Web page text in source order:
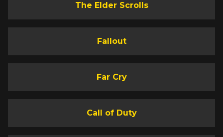
The Elder Scrolls
Fallout
Far Cry
Call of Duty